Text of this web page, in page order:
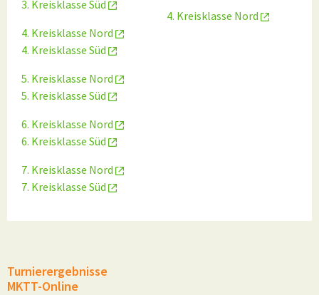
3. Kreisklasse Süd
4. Kreisklasse Nord
4. Kreisklasse Süd
5. Kreisklasse Nord
5. Kreisklasse Süd
6. Kreisklasse Nord
6. Kreisklasse Süd
7. Kreisklasse Nord
7. Kreisklasse Süd
4. Kreisklasse Nord
Turnierergebnisse
MKTT-Online